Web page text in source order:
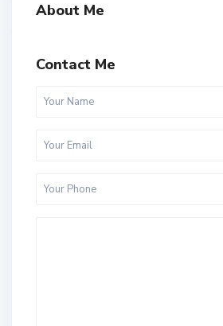
About Me
Contact Me